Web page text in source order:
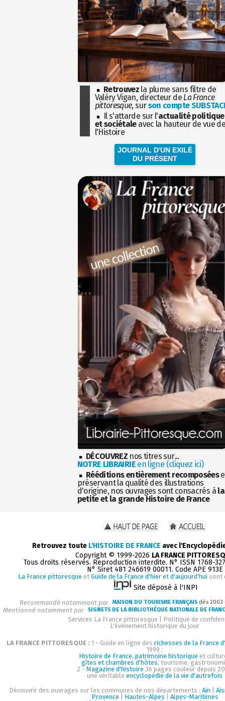
Retrouvez la plume sans filtre de
Valéry Vigan, directeur de La France
pittoresque, surson compte
Il s'attarde sur l'actualité politique
et sociétaleavec la hauteur de vue
l'Histoire
JOURNAL D'UN EXILÉ
DU PRÉSENT
DÉCOUVREZ nos titres sur...
NOTRE LIBRAIRIEen ligne (cliquez ici)
Rééditions entièrement recomposées
préservant la qualité des illustrations
d'origine, nos ouvrages sont consacrés à la
petite et la grande Histoire de France
Retrouvez toute L'HISTOIRE DE FRANCE avec
Copyright © 1999-2026 LA FRANCE
Tous droits réservés. Reproduction interdite. N° ISSN 1768-
N° Siret 481 246619 00011. Code APE 913E
La France pittoresque et Guide de la France d'hier et d'aujourd'hui sont
Site déposé à l'INPI
Recommandé notamment par MAISON DU TOURISME FRANÇAIS dès
Mentionné notamment par SIGNETS DE LA BIBLIOTHÈQUE NATIONALE DE
Services La France pittoresque
Politique de
L'événement historique du jour
LA FRANCE PITTORESQUE : 1 - Guide en ligne des richesses de la France
1999 :
Histoire de France, patrimoine historique et
gîtes et chambres d'hôtes, tourisme,
2 - Magazine d'histoire 36 pages couleur depuis
une véritable encyclopédie de la vie d'autrefois
Découvrir des ouvrages sur les communes de nos départements : Ain
Provence
Hautes-Alpes
Alpes-Maritimes